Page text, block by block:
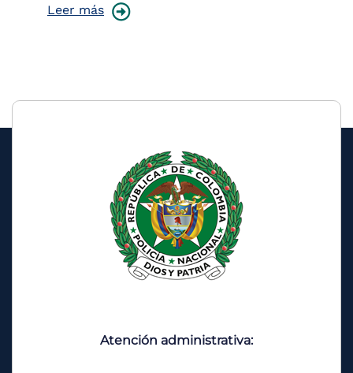
Leer más
Atención administrativa: